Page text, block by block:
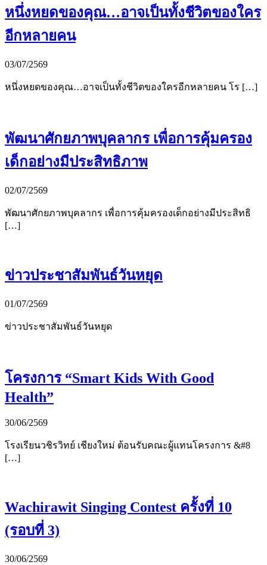
หนึ่งหยดของคุณ…อาจเป็นทั้งชีวิตของใคร
อีกหลายคน
03/07/2569
หนึ่งหยดของคุณ…อาจเป็นทั้งชีวิตของใครอีกหลายคน โร […]
พัฒนาศักยภาพบุคลากร เพื่อการคุ้มครอง
เด็กอย่างมีประสิทธิภาพ
02/07/2569
พัฒนาศักยภาพบุคลากร เพื่อการคุ้มครองเด็กอย่างมีประสิทธิ
[…]
ข่าวประชาสัมพันธ์วันหยุด
01/07/2569
ข่าวประชาสัมพันธ์วันหยุด
โครงการ “Smart Kids With Good
Health”
30/06/2569
โรงเรียนวชิรวิทย์ เชียงใหม่ ต้อนรับคณะผู้แทนโครงการ &#8
[…]
Wachirawit Singing Contest ครั้งที่ 10
(รอบที่ 3)
30/06/2569